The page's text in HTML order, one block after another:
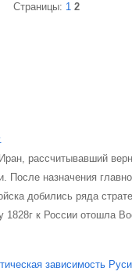
Страницы: 1 2
рассчитывавший
После назначения
добились ряда
1828г к России отошла
зависимость